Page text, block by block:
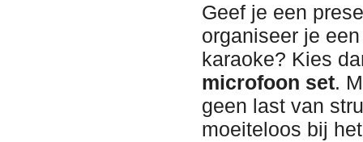
Geef je een
organiseer je
karaoke? Kies
microfoon set.
geen last van
moeiteloos bij